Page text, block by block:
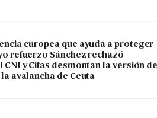
europea que ayuda a proteger
refuerzo Sánchez rechazó
CNI y Cifas desmontan la versión
avalancha de Ceuta